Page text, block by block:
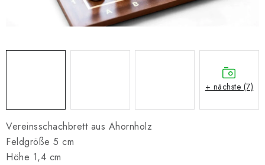
SCHACH GESCHENKE
Geschäftsbedingungen
Vereinsschachbrett aus Ahornholz
Feldgröße 5 cm
Höhe 1,4 cm
+ nächste (7)